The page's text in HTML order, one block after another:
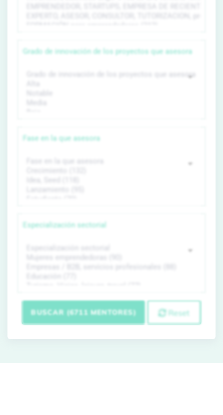
Grado de innovación de los proyectos que asesora
Fase en la que asesora
Especialización sectorial
BUSCAR (6711 MENTORES) Reset